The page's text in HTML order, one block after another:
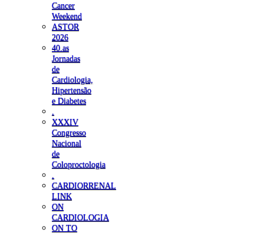
Cancer
Weekend
ASTOR
2026
40.as
Jornadas
de
Cardiologia,
Hipertensão
e Diabetes
XXXIV
Congresso
Nacional
de
Coloproctologia
CARDIORRENAL
LINK
ON
CARDIOLOGIA
ON TO